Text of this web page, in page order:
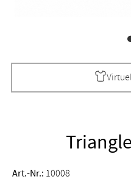
Art.-Nr.: 10008